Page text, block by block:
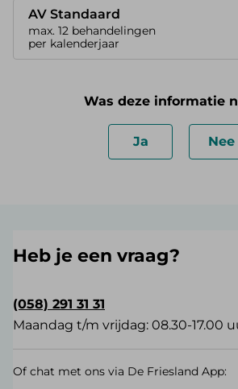
AV Standaard
max. 12 behandelingen
per kalenderjaar
Was deze informatie
Ja Nee
Heb je een vraag?
(058) 291 31 31
Maandag t/m vrijdag: 08.30-17.00
Of chat met ons via De Friesland App: